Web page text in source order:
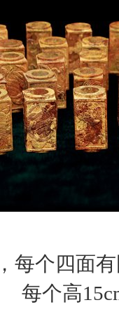
每个四面
每个高